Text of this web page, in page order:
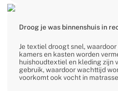
Droog je was binnenshuis in
Je textiel droogt snel,
kamers en kasten worden
huishoudtextiel en kleding zijn
gebruik, waardoor wachttijd
voorkomt ook vocht in